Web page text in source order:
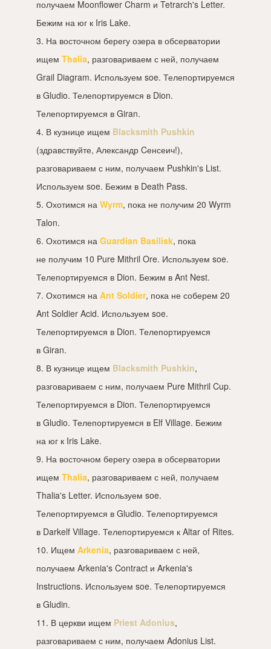
получаем Moonflower Charm и Tetrarch's Letter.
Бежим на юг к Iris Lake.
3. На восточном берегу озера в обсерватории
ищем Thalia, разговариваем с ней, получаем
Grail Diagram. Используем soe. Телепортируемся
в Gludio. Телепортируемся в Dion.
Телепортируемся в Giran.
4. В кузнице ищем Blacksmith Pushkin
(здравствуйте, Александр Cенсеич!),
разговариваем с ним, получаем Pushkin's List.
Используем soe. Бежим в Death Pass.
5. Охотимся на Wyrm, пока не получим 20 Wyrm
Talon.
6. Охотимся на Guardian Basilisk, пока
не получим 10 Pure Mithril Ore. Используем soe.
Телепортируемся в Dion. Бежим в Ant Nest.
7. Охотимся на Ant Soldier, пока не соберем 20
Ant Soldier Acid. Используем soe.
Телепортируемся в Dion. Телепортируемся
в Giran.
8. В кузнице ищем Blacksmith Pushkin,
разговариваем с ним, получаем Pure Mithril Cup.
Телепортируемся в Dion. Телепортируемся
в Gludio. Телепортируемся в Elf Village. Бежим
на юг к Iris Lake.
9. На восточном берегу озера в обсерватории
ищем Thalia, разговариваем с ней, получаем
Thalia's Letter. Используем soe.
Телепортируемся в Gludio. Телепортируемся
в Darkelf Village. Телепортируемся к Altar of Rites.
10. Ищем Arkenia, разговариваем с ней,
получаем Arkenia's Contract и Arkenia's
Instructions. Используем soe. Телепортируемся
в Gludin.
11. В церкви ищем Priest Adonius,
разговариваем с ним, получаем Adonius List.